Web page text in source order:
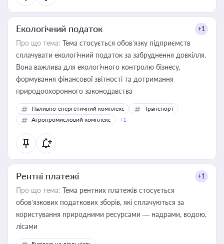
Екологічний податок +1
Про що тема: Тема стосується обов’язку підприємств
сплачувати екологічний податок за забруднення довкілля.
Вона важлива для екологічного контролю бізнесу,
формування фінансової звітності та дотримання
природоохоронного законодавства
Паливно-енергетичний комплекс
Транспорт
Агропромисловий комплекс
+1
Рентні платежі +1
Про що тема: Тема рентних платежів стосується
обов’язкових податкових зборів, які сплачуються за
користування природними ресурсами — надрами, водою,
лісами